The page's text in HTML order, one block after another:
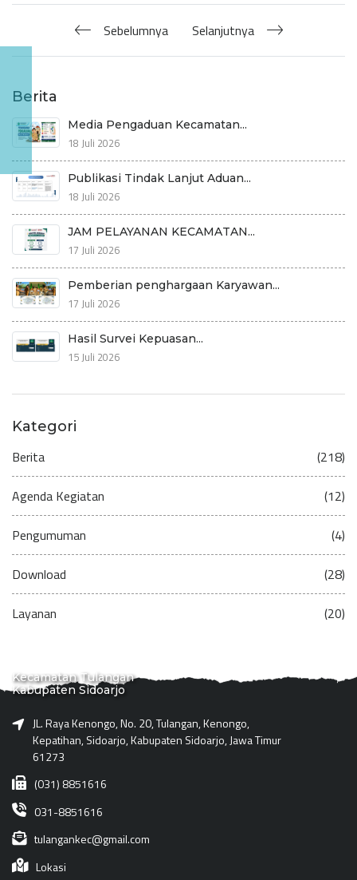
Sebelumnya Selanjutnya
Berita
Media Pengaduan Kecamatan...
18 Juli 2026
Publikasi Tindak Lanjut Aduan...
18 Juli 2026
JAM PELAYANAN KECAMATAN...
17 Juli 2026
Pemberian penghargaan Karyawan...
17 Juli 2026
Hasil Survei Kepuasan...
15 Juli 2026
Kategori
Berita (218)
Agenda Kegiatan (12)
Pengumuman (4)
Download (28)
Layanan (20)
Kecamatan Tulangan
Kabupaten Sidoarjo
JL. Raya Kenongo, No. 20, Tulangan, Kenongo,
Kepatihan, Sidoarjo, Kabupaten Sidoarjo, Jawa Timur
61273
(031) 8851616
031-8851616
tulangankec@gmail.com
Lokasi